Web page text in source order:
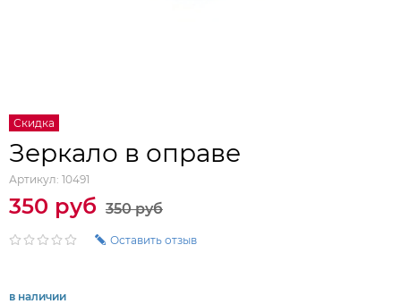
Скидка
Зеркало в оправе
Артикул: 10491
350 руб 350 руб
Оставить отзыв
в наличии